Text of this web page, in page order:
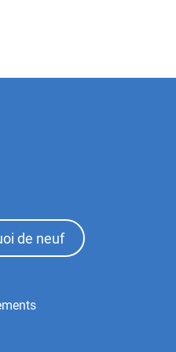
de neuf